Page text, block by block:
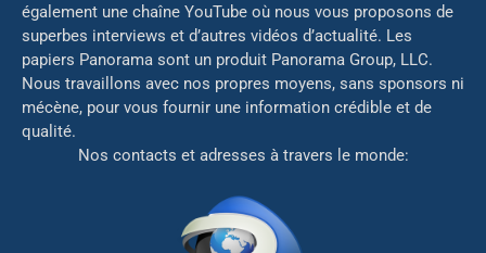
également une chaîne YouTube où nous vous proposons de
superbes interviews et d’autres vidéos d’actualité. Les
papiers Panorama sont un produit Panorama Group, LLC.
Nous travaillons avec nos propres moyens, sans sponsors ni
mécène, pour vous fournir une information crédible et de
qualité.
Nos contacts et adresses à travers le monde: